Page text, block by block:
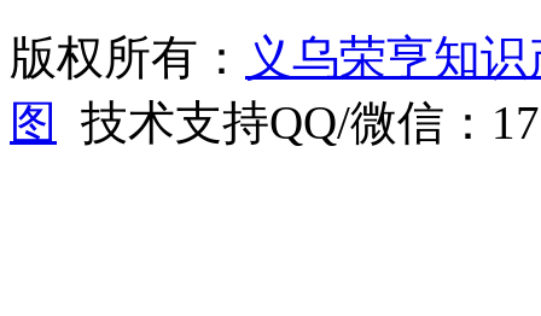
版权所有： 义乌荣亨知
图
技术支持QQ/微信：